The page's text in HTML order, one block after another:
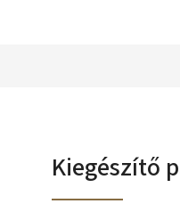
Kiegészítő